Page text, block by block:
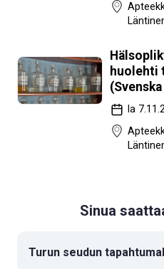
huolehti
la
Sinua
Turun seudun